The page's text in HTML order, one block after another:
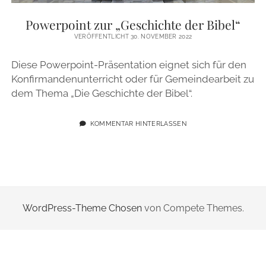
instagram
email
Powerpoint zur „Geschichte der Bibel“
VERÖFFENTLICHT 30. NOVEMBER 2022
Diese Powerpoint-Präsentation eignet sich für den
Konfirmandenunterricht oder für Gemeindearbeit zu
dem Thema „Die Geschichte der Bibel“.
KOMMENTAR HINTERLASSEN
WordPress-Theme Chosenvon Compete Themes.